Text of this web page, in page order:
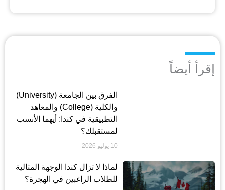
إقرأ أيضاً
الفرق بين الجامعة (University)
والكلية (College) والمعاهد
التطبيقية في كندا: أيهما الأنسب
لمستقبلك؟
10 يوليو 2026
لماذا لا تزال كندا الوجهة المثالية
للطلاب الراغبين في الهجرة؟